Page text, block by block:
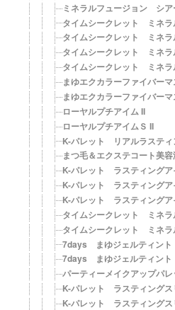
ミネラルフュージョン シ
タイムシークレット ミネ
タイムシークレット ミネ
タイムシークレット ミネラ
タイムシークレット ミネラ
まゆエクカラーファイバー
まゆエクカラーファイバー
ローヤルプチアイム II
ローヤルプチアイムＳ II
K-パレット リアルラスティ
まつ毛＆エクステコート美
K-パレット ラスティングア
K-パレット ラスティングア
K-パレット ラスティングア
タイムシークレット ミネ
タイムシークレット ミネ
7days まゆジェルティン
7days まゆジェルティン
パーティーメイクアップパ
K-パレット ラスティング
K-パレット ラスティング